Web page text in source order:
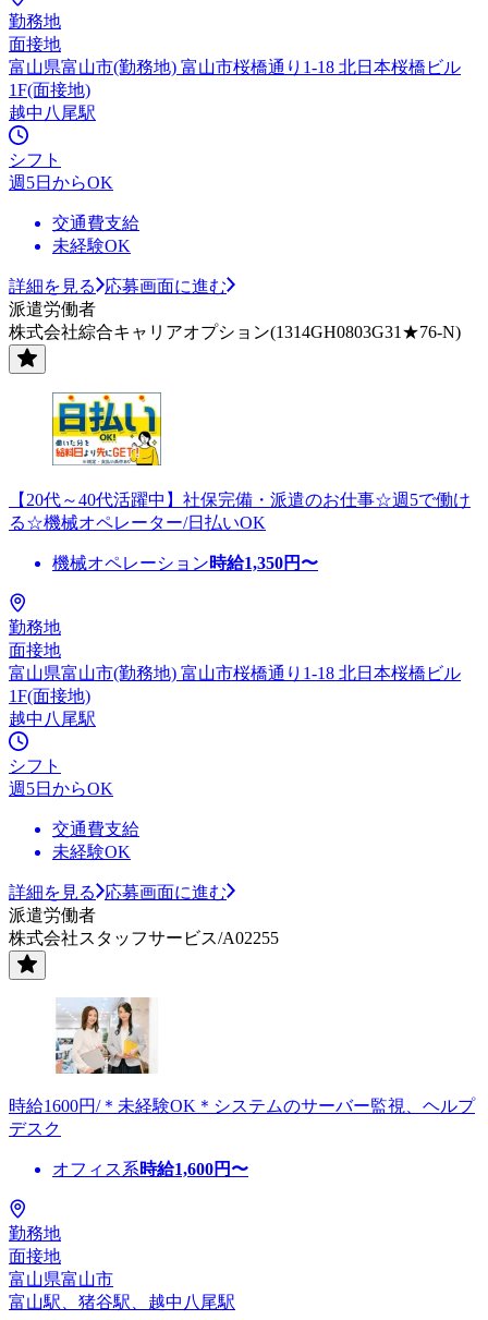
勤務地
面接地
富山県富山市(勤務地) 富山市桜橋通り1-18 北日本桜橋ビル
1F(面接地)
越中八尾駅
シフト
週5日からOK
交通費支給
未経験OK
詳細を見る
応募画面に進む
派遣労働者
株式会社綜合キャリアオプション(1314GH0803G31★76-N)
【20代～40代活躍中】社保完備・派遣のお仕事☆週5で働け
る☆機械オペレーター/日払いOK
機械オペレーション時給1,350円〜
勤務地
面接地
富山県富山市(勤務地) 富山市桜橋通り1-18 北日本桜橋ビル
1F(面接地)
越中八尾駅
シフト
週5日からOK
交通費支給
未経験OK
詳細を見る
応募画面に進む
派遣労働者
株式会社スタッフサービス/A02255
時給1600円/＊未経験OK＊システムのサーバー監視、ヘルプ
デスク
オフィス系時給1,600円〜
勤務地
面接地
富山県富山市
富山駅、猪谷駅、越中八尾駅